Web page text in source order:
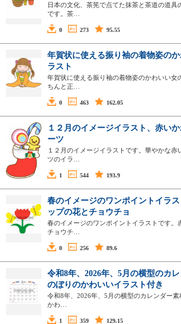
日本の文化、茶筅で点てた抹茶と茶道の道具
です。茶…
0 273 95.55
年賀状に使える振り袖の着物姿の
ラスト
年賀状に使える振り袖の着物姿のかわいい女
ちんと正…
0 463 162.05
１２月のイメージイラスト、赤い
ーツ
１２月のイメージイラストです。華やかな赤
ツのイラ…
1 544 193.9
春のイメージのワンポイントイラ
ップの花とチョウチョ
春のイメージのワンポイントイラストです。
チョウチ…
0 256 89.6
令和8年、2026年、5月の横型のカ
のぼりのかわいいイラスト付き
令和8年、2026年、5月の横型のカレンダー
かわ…
1 359 129.15